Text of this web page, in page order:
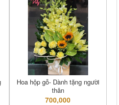
Hoa hộp gỗ- Dành tặng người
thân
700,000